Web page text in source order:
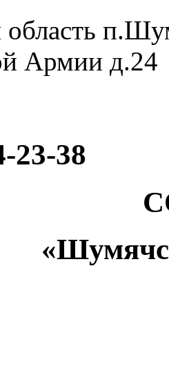
область
Армии д.24
23-38